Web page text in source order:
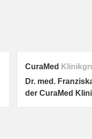
CuraMed
Dr. med.
der CuraMed